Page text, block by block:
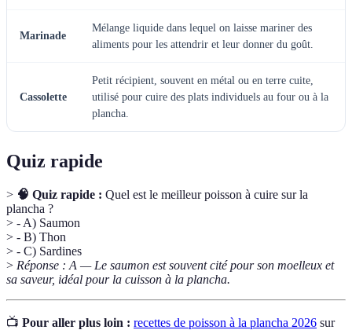
Marinade
Mélange liquide dans lequel on laisse mariner des
aliments pour les attendrir et leur donner du goût.
Cassolette
Petit récipient, souvent en métal ou en terre cuite,
utilisé pour cuire des plats individuels au four ou à la
plancha.
Quiz rapide
> 🧠 Quiz rapide : Quel est le meilleur poisson à cuire sur la
plancha ?
> - A) Saumon
> - B) Thon
> - C) Sardines
> Réponse : A — Le saumon est souvent cité pour son moelleux et
sa saveur, idéal pour la cuisson à la plancha.
📺 Pour aller plus loin : recettes de poisson à la plancha 2026 sur